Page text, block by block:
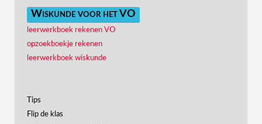
Wiskunde voor het VO
leerwerkboek rekenen VO
opzoekboekje rekenen
leerwerkboek wiskunde
Tips
Flip de klas